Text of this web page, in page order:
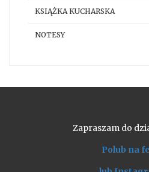
KSIĄŻKA KUCHARSKA
NOTESY
Zapraszam do
Polub na